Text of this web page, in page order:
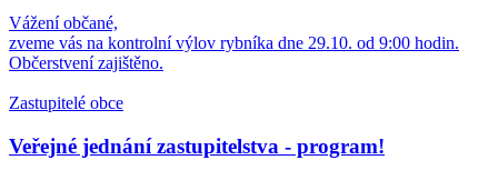
Vážení občané,
zveme vás na kontrolní výlov rybníka dne 29.10. od 9:00 hodin.
Občerstvení zajištěno.
Zastupitelé obce
Veřejné jednání zastupitelstva - program!